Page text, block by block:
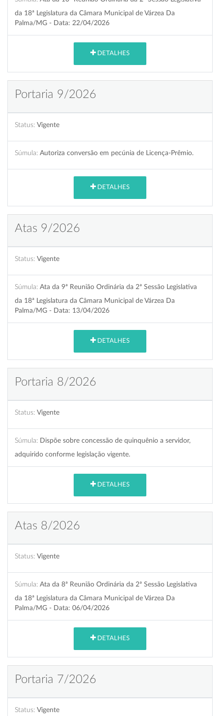
da 18ª Legislatura da Câmara Municipal de Várzea Da
Palma/MG - Data: 22/04/2026
DETALHES
Portaria 9/2026
Status: Vigente
Súmula: Autoriza conversão em pecúnia de Licença-Prêmio.
DETALHES
Atas 9/2026
Status: Vigente
Súmula: Ata da 9ª Reunião Ordinária da 2ª Sessão Legislativa
da 18ª Legislatura da Câmara Municipal de Várzea Da
Palma/MG - Data: 13/04/2026
DETALHES
Portaria 8/2026
Status: Vigente
Súmula: Dispõe sobre concessão de quinquênio a servidor,
adquirido conforme legislação vigente.
DETALHES
Atas 8/2026
Status: Vigente
Súmula: Ata da 8ª Reunião Ordinária da 2ª Sessão Legislativa
da 18ª Legislatura da Câmara Municipal de Várzea Da
Palma/MG - Data: 06/04/2026
DETALHES
Portaria 7/2026
Status: Vigente